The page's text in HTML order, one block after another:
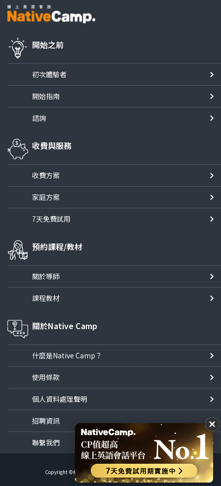
開始之前
初次體驗者
開始指南
諮詢
收費與服務
收費方案
家庭方案
7天免費試用
預約課程/教材
關於導師
課程教材
關於Native Camp
什麼是Native Camp？
使用條款
個人資料處理聲明
招聘資訊
聯繫我們
Copyright ©線上英語會話NativeCamp All Rights Reserved.